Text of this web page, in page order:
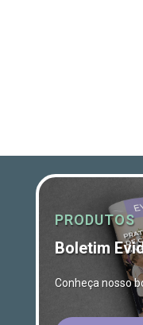
PRODUTOS
Boletim
Conheça nosso